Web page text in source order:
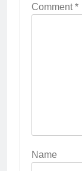
Comment*
Name